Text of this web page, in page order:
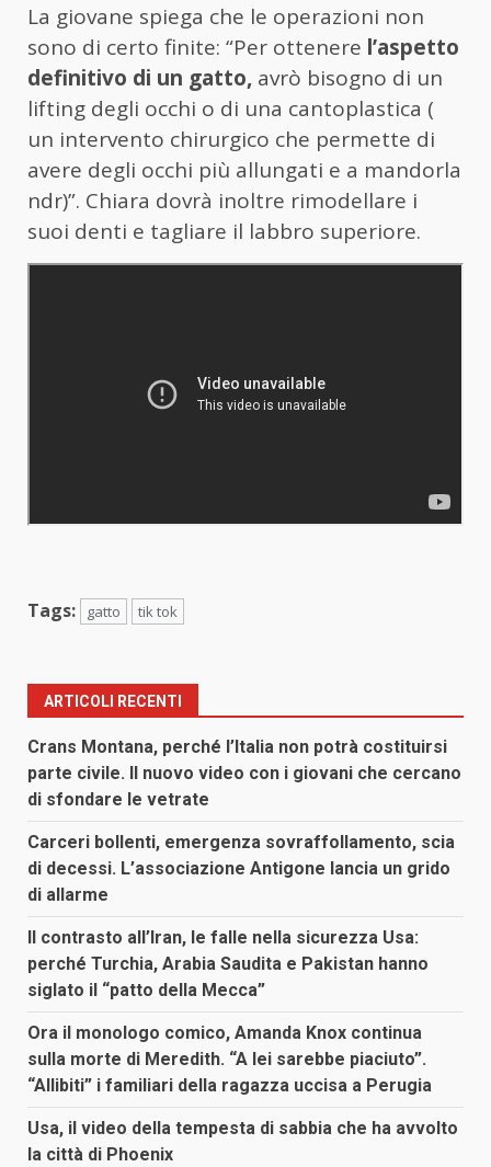
La giovane spiega che le operazioni non
sono di certo finite: “Per ottenere l’aspetto
definitivo di un gatto, avrò bisogno di un
lifting degli occhi o di una cantoplastica (
un intervento chirurgico che permette di
avere degli occhi più allungati e a mandorla
ndr)”. Chiara dovrà inoltre rimodellare i
suoi denti e tagliare il labbro superiore.
Tags: gatto tik tok
ARTICOLI RECENTI
Crans Montana, perché l’Italia non potrà costituirsi
parte civile. Il nuovo video con i giovani che cercano
di sfondare le vetrate
Carceri bollenti, emergenza sovraffollamento, scia
di decessi. L’associazione Antigone lancia un grido
di allarme
Il contrasto all’Iran, le falle nella sicurezza Usa:
perché Turchia, Arabia Saudita e Pakistan hanno
siglato il “patto della Mecca”
Ora il monologo comico, Amanda Knox continua
sulla morte di Meredith. “A lei sarebbe piaciuto”.
“Allibiti” i familiari della ragazza uccisa a Perugia
Usa, il video della tempesta di sabbia che ha avvolto
la città di Phoenix